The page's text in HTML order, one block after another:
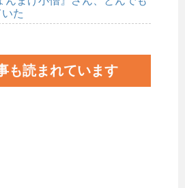
た
も読まれています